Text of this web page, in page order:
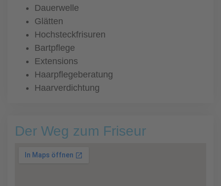
Dauerwelle
Glätten
Hochsteckfrisuren
Bartpflege
Extensions
Haarpflegeberatung
Haarverdichtung
Der Weg zum Friseur